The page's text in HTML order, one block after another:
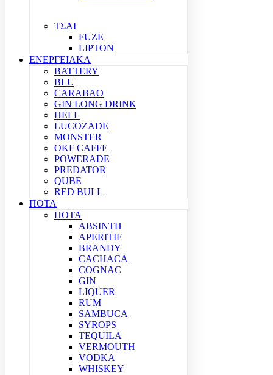
ΤΣΑΙ
FUZE
LIPTON
ΕΝΕΡΓΕΙΑΚΑ
BATTERY
BLU
CARABAO
GIN LONG DRINK
HELL
LUCOZADE
MONSTER
OKF CAFFE
POWERADE
PREDATOR
QUBE
RED BULL
ΠΟΤΑ
ΠΟΤΑ
ABSINTH
APERITIF
BRANDY
CACHACA
COGNAC
GIN
LIQUER
RUM
SAMBUCA
SYROPS
TEQUILA
VERMOUTH
VODKA
WHISKEY